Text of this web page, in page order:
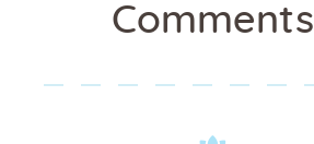
Comments